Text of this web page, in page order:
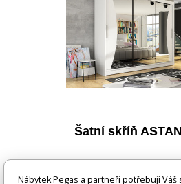
Šatní skříň
Nábytek Pegas a partneři potřebují Váš